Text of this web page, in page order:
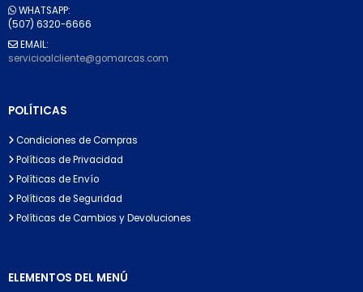
WHATSAPP:
(507) 6320-6666
EMAIL:
servicioalcliente@gomarcas.com
POLÍTICAS
Condiciones de Compras
Políticas de Privacidad
Políticas de Envío
Políticas de Seguridad
Políticas de Cambios y Devoluciones
ELEMENTOS DEL MENÚ